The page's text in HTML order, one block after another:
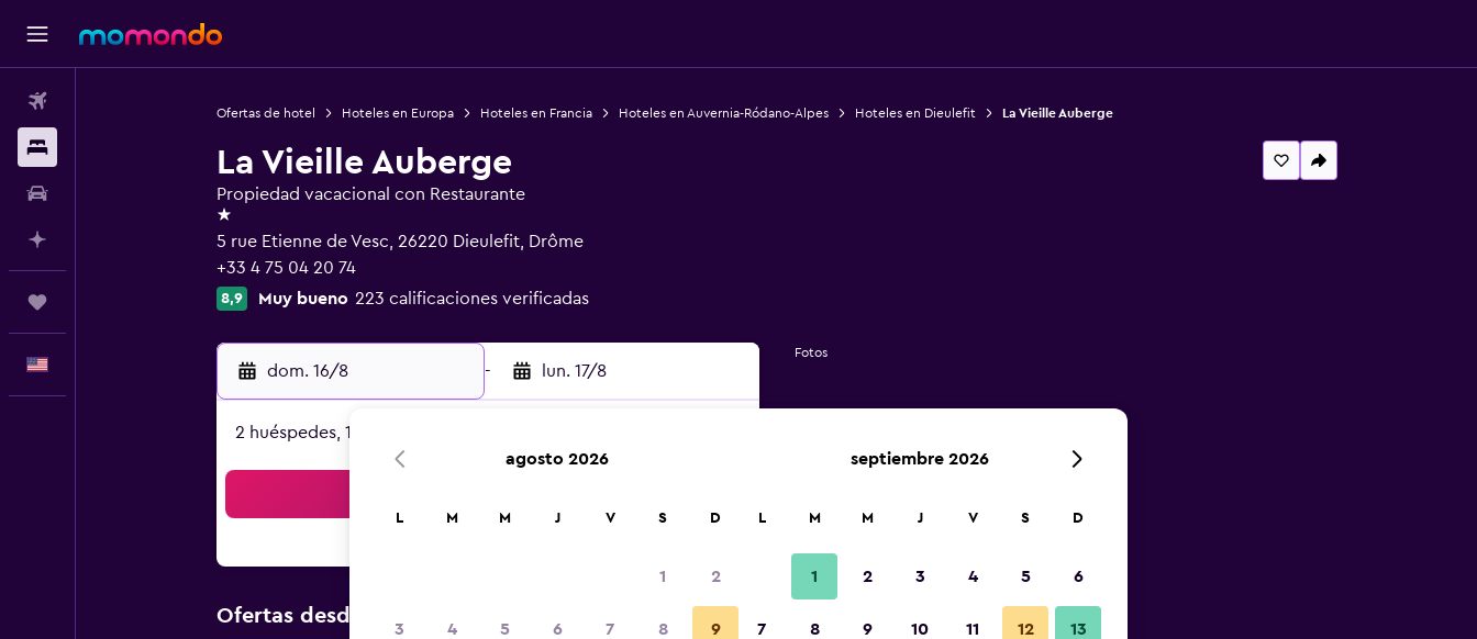
Ofertas de hotel Hoteles en Europa Hoteles en Francia Hoteles en Auvernia-Ródano-Alpes Hoteles en Dieulefit La Vieille Auberge
La Vieille Auberge
Propiedad vacacional con Restaurante
1 estrella
5 rue Etienne de Vesc, 26220 Dieulefit, Drôme
+33 4 75 04 20 74
8,9 Muy bueno 223 calificaciones verificadas
dom. 16/8 - lun. 17/8
2 huéspedes, 1 habitación
Ofertas desde Oferta más barata de precio por noche
Fotos
agosto 2026
L M M J V S D
1 2
3 4 5 6 7 8 9
septiembre 2026
L M M J V S D
1 2 3 4 5 6
7 8 9 10 11 12 13